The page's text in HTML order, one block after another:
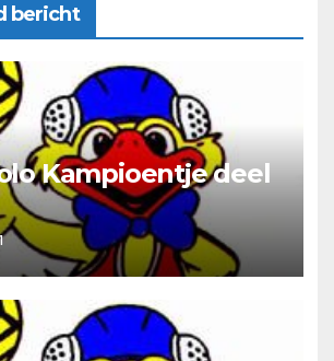
bericht
Kampioentje deel